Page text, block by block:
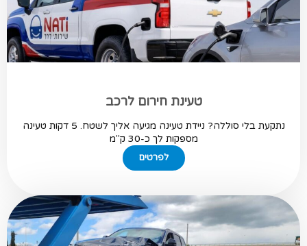
טעינת חירום לרכב
נתקעת בלי סוללה? ניידת טעינה מגיעה אליך לשטח. 5 דקות טעינה
מספקות לך כ-30 ק"מ
לפרטים